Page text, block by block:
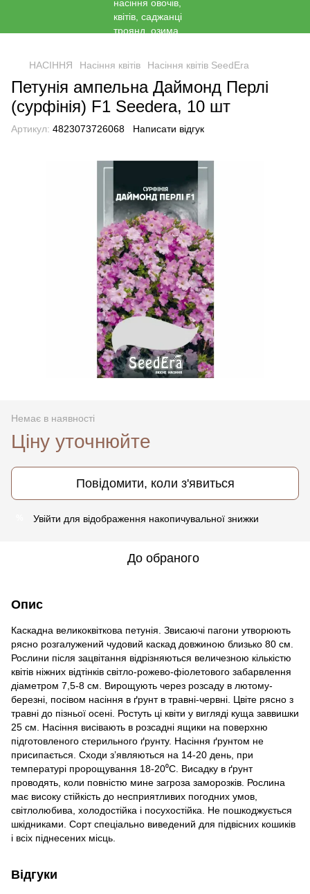
НАСІННЯ Насіння квітів Насіння квітів SeedEra
Петунія ампельна Даймонд Перлі
(сурфінія) F1 Seedera, 10 шт
Артикул: 4823073726068 Написати відгук
Немає в наявності
Ціну уточнюйте
Повідомити, коли з'явиться
Увійти для відображення накопичувальної знижки
До обраного
Опис
Каскадна великоквіткова петунія. Звисаючі пагони утворюють
рясно розгалужений чудовий каскад довжиною близько 80 см.
Рослини після зацвітання відрізняються величезною кількістю
квітів ніжних відтінків світло-рожево-фіолетового забарвлення
діаметром 7,5-8 см. Вирощують через розсаду в лютому-
березні, посівом насіння в ґрунт в травні-червні. Цвіте рясно з
травні до пізньої осені. Ростуть ці квіти у вигляді куща заввишки
25 см. Насіння висівають в розсадні ящики на поверхню
підготовленого стерильного ґрунту. Насіння ґрунтом не
присипається. Сходи з’являються на 14-20 день, при
температурі пророщування 18-20⁰С. Висадку в ґрунт
проводять, коли повністю мине загроза заморозків. Рослина
має високу стійкість до несприятливих погодних умов,
світлолюбива, холодостійка і посухостійка. Не пошкоджується
шкідниками. Сорт спеціально виведений для підвісних кошиків
і всіх піднесених місць.
Відгуки